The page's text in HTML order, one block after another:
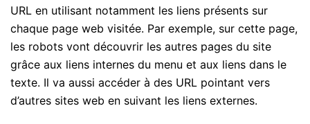
URL en utilisant notamment les liens présents sur
chaque page web visitée. Par exemple, sur cette page,
les robots vont découvrir les autres pages du site
grâce aux liens internes du menu et aux liens dans le
texte. Il va aussi accéder à des URL pointant vers
d’autres sites web en suivant les liens externes.